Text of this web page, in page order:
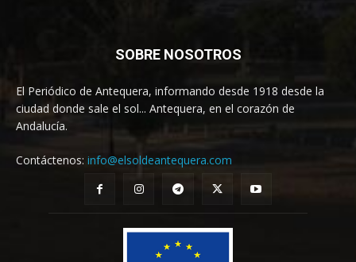
SOBRE NOSOTROS
El Periódico de Antequera, informando desde 1918 desde la
ciudad donde sale el sol... Antequera, en el corazón de
Andalucía.
Contáctenos: info@elsoldeantequera.com